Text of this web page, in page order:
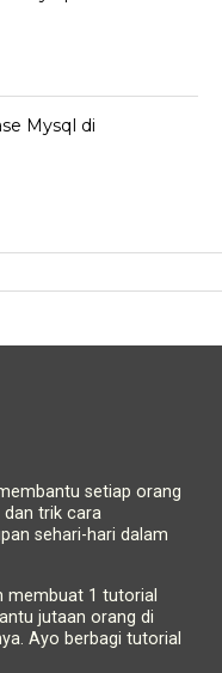
Mysql di
setiap orang
trik cara
sehari-hari dalam
membuat 1 tutorial
jutaan orang di
Ayo berbagi tutorial